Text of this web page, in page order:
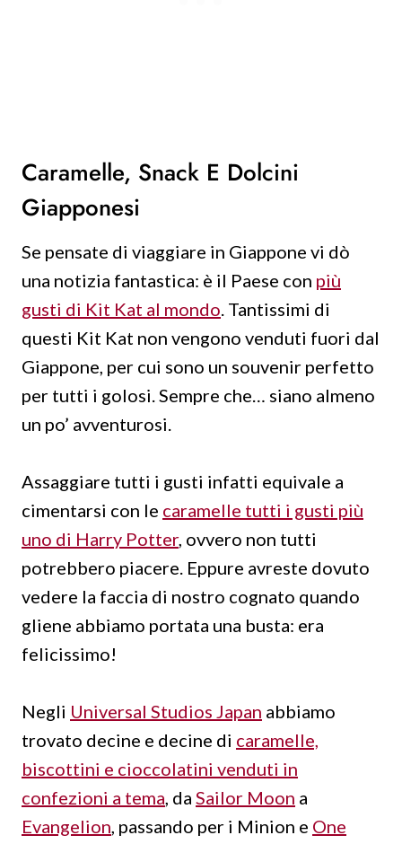
Caramelle, Snack E Dolcini
Giapponesi
Se pensate di viaggiare in Giappone vi dò
una notizia fantastica: è il Paese con più
gusti di Kit Kat al mondo. Tantissimi di
questi Kit Kat non vengono venduti fuori dal
Giappone, per cui sono un souvenir perfetto
per tutti i golosi. Sempre che… siano almeno
un po’ avventurosi.
Assaggiare tutti i gusti infatti equivale a
cimentarsi con le caramelle tutti i gusti più
uno di Harry Potter, ovvero non tutti
potrebbero piacere. Eppure avreste dovuto
vedere la faccia di nostro cognato quando
gliene abbiamo portata una busta: era
felicissimo!
Negli Universal Studios Japan abbiamo
trovato decine e decine di caramelle,
biscottini e cioccolatini venduti in
confezioni a tema, da Sailor Moon a
Evangelion, passando per i Minion e One